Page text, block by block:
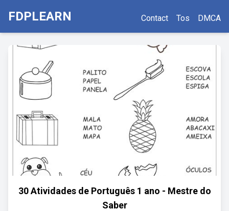
FDPLEARN Contact Tos DMCA
30 Atividades de Português 1 ano - Mestre do
Saber